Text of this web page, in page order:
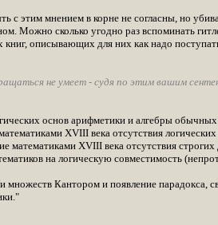
этим мнением в корне не согласны, но
Можно сколько угодно раз вспоминать
описывающих для них как надо
не умеет - судя по этим вашим
основ арифметики и алгебры
XVIII века отсутствия
XVIII века отсутствия
на логическую совместимость
Кантором и появление парадокса,